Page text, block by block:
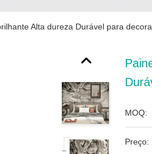
Alta dureza Durável para
MOQ:
Preço: